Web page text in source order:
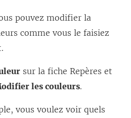
pouvez modifier la
comme vous le faisiez
sur la fiche Repères et
les couleurs.
vous voulez voir quels